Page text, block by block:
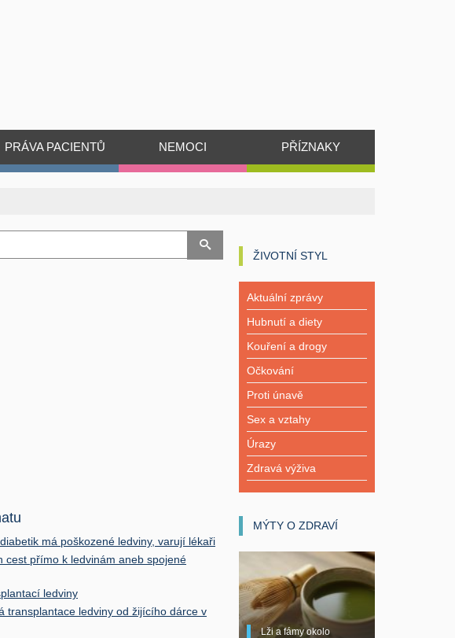
PRÁVA PACIENTŮ NEMOCI PŘÍZNAKY
má poškozené ledviny, varují lékaři
cest přímo k ledvinám aneb spojené
ledviny
transplantace ledviny od žijícího dárce v
ŽIVOTNÍ STYL
Aktuální zprávy
Hubnutí a diety
Kouření a drogy
Očkování
Proti únavě
Sex a vztahy
Úrazy
Zdravá výživa
MÝTY O ZDRAVÍ
Lži a fámy okolo